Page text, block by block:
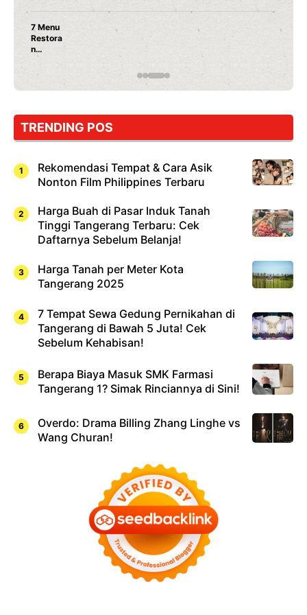
7 Menu
Restora
n
Jepang
yang
Dicoba,
Cuma
Sushi!
TRENDING POS
Rekomendasi Tempat & Cara Asik
Nonton Film Philippines Terbaru
Harga Buah di Pasar Induk Tanah
Tinggi Tangerang Terbaru: Cek
Daftarnya Sebelum Belanja!
Harga Tanah per Meter Kota
Tangerang 2025
7 Tempat Sewa Gedung Pernikahan di
Tangerang di Bawah 5 Juta! Cek
Sebelum Kehabisan!
Berapa Biaya Masuk SMK Farmasi
Tangerang 1? Simak Rinciannya di Sini!
Overdo: Drama Billing Zhang Linghe vs
Wang Churan!